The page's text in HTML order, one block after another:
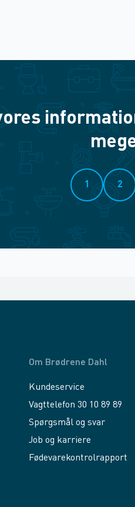
1 2
Om Brødrene Dahl
Kundeservice
Vagttelefon 30 10 89 89
Spørgsmål og svar
Job og karriere
Fødevarekontrolrapport